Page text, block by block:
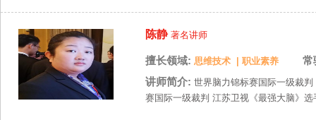
陈静 著名讲师
擅长领域: 思维技术 职业素养
常
讲师简介: 世界脑力锦标赛国际一级裁
赛国际一级裁判 江苏卫视《最强大脑》